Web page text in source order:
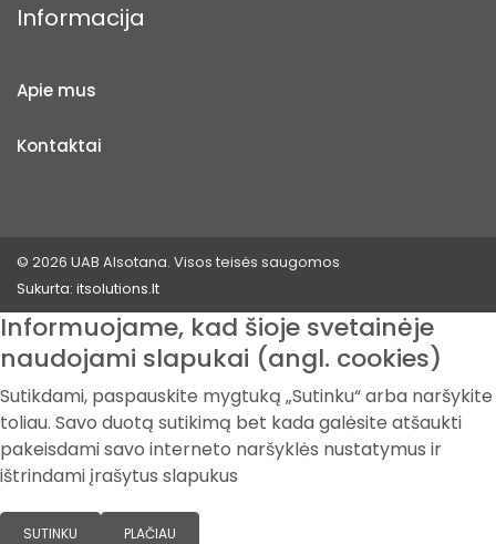
Informacija
Apie mus
Kontaktai
© 2026 UAB Alsotana. Visos teisės saugomos
Sukurta: itsolutions.lt
Informuojame, kad šioje svetainėje
naudojami slapukai (angl. cookies)
Sutikdami, paspauskite mygtuką „Sutinku“ arba naršykite
toliau. Savo duotą sutikimą bet kada galėsite atšaukti
pakeisdami savo interneto naršyklės nustatymus ir
ištrindami įrašytus slapukus
SUTINKU PLAČIAU